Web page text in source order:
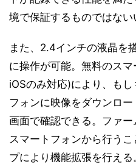
境で保証するものではない
また、2.4インチの液晶を
に操作が可能。無料のス
iOSのみ対応)により、も
フォンに映像をダウンロ
画面で確認できる。ファ
スマートフォンから行う
プにより機能拡張を行える